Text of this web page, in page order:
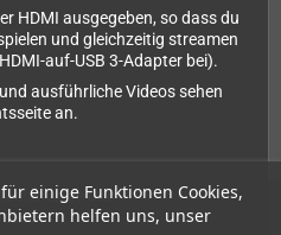
einige Funktionen Cookies,
helfen uns, unser
HDMI ausgegeben, so dass du
und gleichzeitig streamen
auf-USB 3-Adapter bei).
ausführliche Videos sehen
an.
und